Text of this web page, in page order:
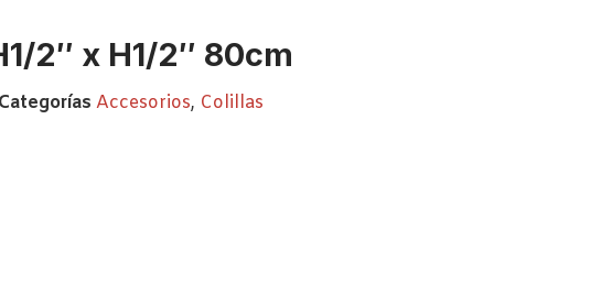
2″ x H1/2″ 80cm
Categorías Accesorios, Colillas